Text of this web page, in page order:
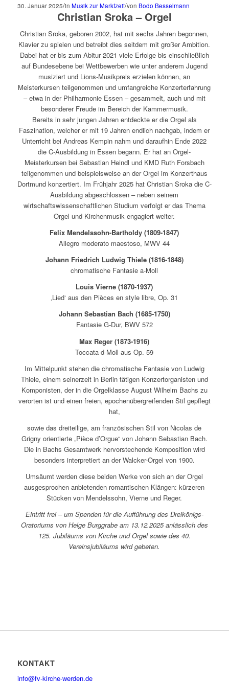
30. Januar 2025/in Musik zur Marktzeit/von Bodo Besselmann
Christian Sroka – Orgel
Christian Sroka, geboren 2002, hat mit sechs Jahren begonnen,
Klavier zu spielen und betreibt dies seitdem mit großer Ambition.
Dabei hat er bis zum Abitur 2021 viele Erfolge bis einschließlich
auf Bundesebene bei Wettbewerben wie unter anderem Jugend
musiziert und Lions-Musikpreis erzielen können, an
Meisterkursen teilgenommen und umfangreiche Konzerterfahrung
– etwa in der Philharmonie Essen – gesammelt, auch und mit
besonderer Freude im Bereich der Kammermusik.
Bereits in sehr jungen Jahren entdeckte er die Orgel als
Faszination, welcher er mit 19 Jahren endlich nachgab, indem er
Unterricht bei Andreas Kempin nahm und daraufhin Ende 2022
die C-Ausbildung in Essen begann. Er hat an Orgel-
Meisterkursen bei Sebastian Heindl und KMD Ruth Forsbach
teilgenommen und beispielsweise an der Orgel im Konzerthaus
Dortmund konzertiert. Im Frühjahr 2025 hat Christian Sroka die C-
Ausbildung abgeschlossen – neben seinem
wirtschaftswissenschaftlichen Studium verfolgt er das Thema
Orgel und Kirchenmusik engagiert weiter.
Felix Mendelssohn-Bartholdy (1809-1847)
Allegro moderato maestoso, MWV 44
Johann Friedrich Ludwig Thiele (1816-1848)
chromatische Fantasie a-Moll
Louis Vierne (1870-1937)
‚Lied‘ aus den Pièces en style libre, Op. 31
Johann Sebastian Bach (1685-1750)
Fantasie G-Dur, BWV 572
Max Reger (1873-1916)
Toccata d-Moll aus Op. 59
Im Mittelpunkt stehen die chromatische Fantasie von Ludwig
Thiele, einem seinerzeit in Berlin tätigen Konzertorganisten und
Komponisten, der in die Orgelklasse August Wilhelm Bachs zu
verorten ist und einen freien, epochenübergreifenden Stil gepflegt
hat,
sowie das dreiteilige, am französischen Stil von Nicolas de
Grigny orientierte „Pièce d’Orgue“ von Johann Sebastian Bach.
Die in Bachs Gesamtwerk hervorstechende Komposition wird
besonders interpretiert an der Walcker-Orgel von 1900.
Umsäumt werden diese beiden Werke von sich an der Orgel
ausgesprochen anbietenden romantischen Klängen: kürzeren
Stücken von Mendelssohn, Vierne und Reger.
Eintritt frei – um Spenden für die Aufführung des Dreikönigs-
Oratoriums von Helge Burggrabe am 13.12.2025 anlässlich des
125. Jubiläums von Kirche und Orgel sowie des 40.
Vereinsjubiläums wird gebeten.
KONTAKT
info@fv-kirche-werden.de